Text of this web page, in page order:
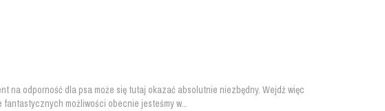
na odporność dla psa może się tutaj okazać absolutnie niezbędny. Wejdź więc
możliwości obecnie jesteśmy w...